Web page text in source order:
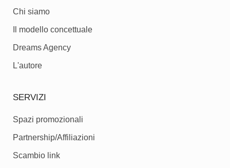
Chi siamo
Il modello concettuale
Dreams Agency
L'autore
SERVIZI
Spazi promozionali
Partnership/Affiliazioni
Scambio link